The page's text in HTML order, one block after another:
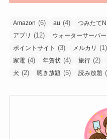
Amazon (6) au (4) つみたて
アプリ (12) ウォーターサーバー
ポイントサイト (3) メルカリ (1)
家電 (4) 年賀状 (4) 旅行 (2)
犬 (2) 聴き放題 (5) 読み放題